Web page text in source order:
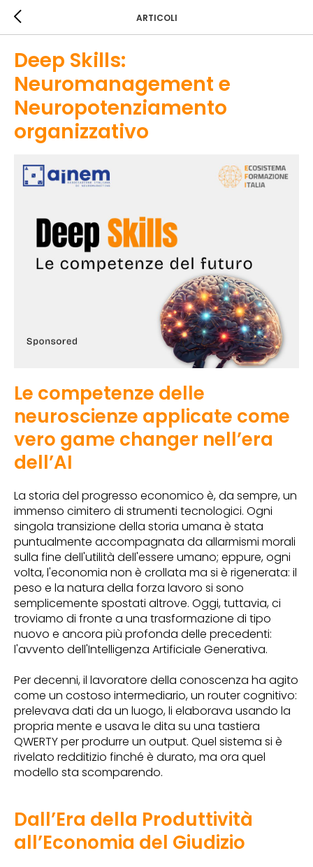
ARTICOLI
Deep Skills:
Neuromanagement e
Neuropotenziamento
organizzativo
Le competenze delle
neuroscienze applicate come
vero game changer nell’era
dell’AI
La storia del progresso economico è, da sempre, un
immenso cimitero di strumenti tecnologici. Ogni
singola transizione della storia umana è stata
puntualmente accompagnata da allarmismi morali
sulla fine dell'utilità dell'essere umano; eppure, ogni
volta, l'economia non è crollata ma si è rigenerata: il
peso e la natura della forza lavoro si sono
semplicemente spostati altrove. Oggi, tuttavia, ci
troviamo di fronte a una trasformazione di tipo
nuovo e ancora più profonda delle precedenti:
l'avvento dell'Intelligenza Artificiale Generativa.
Per decenni, il lavoratore della conoscenza ha agito
come un costoso intermediario, un router cognitivo:
prelevava dati da un luogo, li elaborava usando la
propria mente e usava le dita su una tastiera
QWERTY per produrre un output. Quel sistema si è
rivelato redditizio finché è durato, ma ora quel
modello sta scomparendo.
Dall’Era della Produttività
all’Economia del Giudizio